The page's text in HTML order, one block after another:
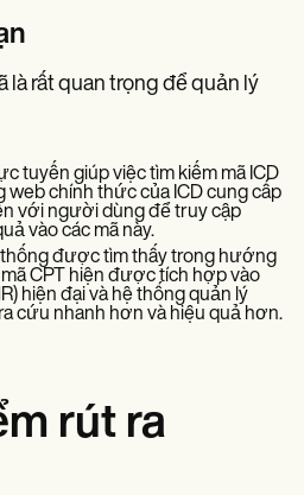
là rất quan trọng để quản lý
tuyến giúp việc tìm kiếm mã ICD
web chính thức của ICD cung cấp
với người dùng để truy cập
vào các mã này.
thống được tìm thấy trong hướng
CPT hiện được tích hợp vào
hiện đại và hệ thống quản lý
cứu nhanh hơn và hiệu quả hơn.
rút ra